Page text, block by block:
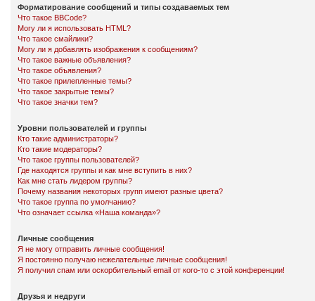
Форматирование сообщений и типы создаваемых тем
Что такое BBCode?
Могу ли я использовать HTML?
Что такое смайлики?
Могу ли я добавлять изображения к сообщениям?
Что такое важные объявления?
Что такое объявления?
Что такое прилепленные темы?
Что такое закрытые темы?
Что такое значки тем?
Уровни пользователей и группы
Кто такие администраторы?
Кто такие модераторы?
Что такое группы пользователей?
Где находятся группы и как мне вступить в них?
Как мне стать лидером группы?
Почему названия некоторых групп имеют разные цвета?
Что такое группа по умолчанию?
Что означает ссылка «Наша команда»?
Личные сообщения
Я не могу отправить личные сообщения!
Я постоянно получаю нежелательные личные сообщения!
Я получил спам или оскорбительный email от кого-то с этой конференции!
Друзья и недруги